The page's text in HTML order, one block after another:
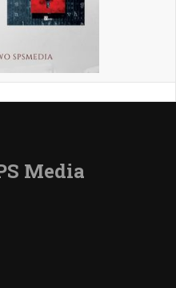
Media